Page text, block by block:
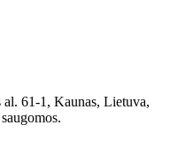
61-1, Kaunas, Lietuva,